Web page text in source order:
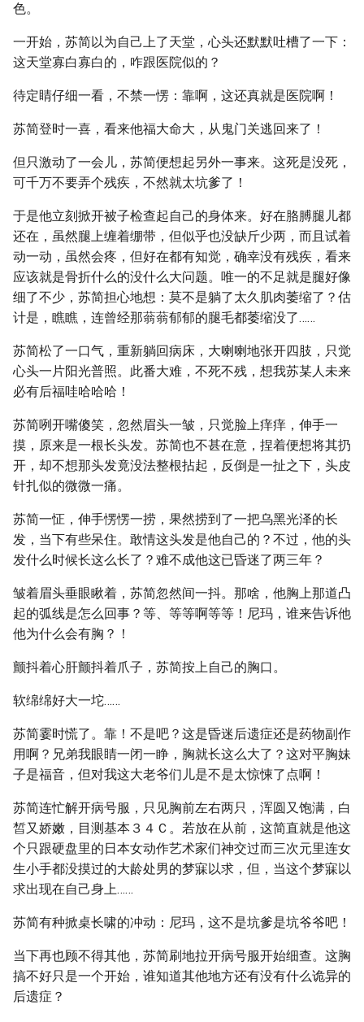
色。
一开始，苏简以为自己上了天堂，心头还默默吐槽了一下：
这天堂寡白寡白的，咋跟医院似的？
待定睛仔细一看，不禁一愣：靠啊，这还真就是医院啊！
苏简登时一喜，看来他福大命大，从鬼门关逃回来了！
但只激动了一会儿，苏简便想起另外一事来。这死是没死，
可千万不要弄个残疾，不然就太坑爹了！
于是他立刻掀开被子检查起自己的身体来。好在胳膊腿儿都
还在，虽然腿上缠着绷带，但似乎也没缺斤少两，而且试着
动一动，虽然会疼，但好在都有知觉，确幸没有残疾，看来
应该就是骨折什么的没什么大问题。唯一的不足就是腿好像
细了不少，苏简担心地想：莫不是躺了太久肌肉萎缩了？估
计是，瞧瞧，连曾经那蓊蓊郁郁的腿毛都萎缩没了……
苏简松了一口气，重新躺回病床，大喇喇地张开四肢，只觉
心头一片阳光普照。此番大难，不死不残，想我苏某人未来
必有后福哇哈哈哈！
苏简咧开嘴傻笑，忽然眉头一皱，只觉脸上痒痒，伸手一
摸，原来是一根长头发。苏简也不甚在意，捏着便想将其扔
开，却不想那头发竟没法整根拈起，反倒是一扯之下，头皮
针扎似的微微一痛。
苏简一怔，伸手愣愣一捞，果然捞到了一把乌黑光泽的长
发，当下有些呆住。敢情这头发是他自己的？不过，他的头
发什么时候长这么长了？难不成他这已昏迷了两三年？
皱着眉头垂眼瞅着，苏简忽然间一抖。那啥，他胸上那道凸
起的弧线是怎么回事？等、等等啊等等！尼玛，谁来告诉他
他为什么会有胸？！
颤抖着心肝颤抖着爪子，苏简按上自己的胸口。
软绵绵好大一坨……
苏简霎时慌了。靠！不是吧？这是昏迷后遗症还是药物副作
用啊？兄弟我眼睛一闭一睁，胸就长这么大了？这对平胸妹
子是福音，但对我这大老爷们儿是不是太惊悚了点啊！
苏简连忙解开病号服，只见胸前左右两只，浑圆又饱满，白
皙又娇嫩，目测基本３４Ｃ。若放在从前，这简直就是他这
个只跟硬盘里的日本女动作艺术家们神交过而三次元里连女
生小手都没摸过的大龄处男的梦寐以求，但，当这个梦寐以
求出现在自己身上……
苏简有种掀桌长啸的冲动：尼玛，这不是坑爹是坑爷爷吧！
当下再也顾不得其他，苏简刷地拉开病号服开始细查。这胸
搞不好只是一个开始，谁知道其他地方还有没有什么诡异的
后遗症？